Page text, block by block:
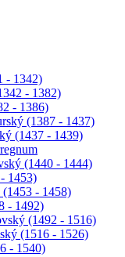
- 1342)
- 1382)
- 1386)
(1387 - 1437)
(1437 - 1439)
(1440 - 1444)
1453)
- 1458)
- 1492)
(1492 - 1516)
(1516 - 1526)
- 1540)